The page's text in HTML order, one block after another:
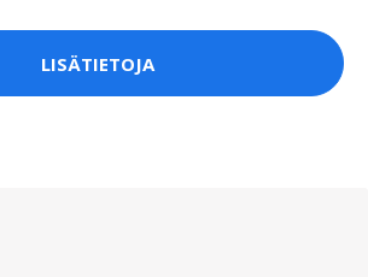
LISÄTIETOJA